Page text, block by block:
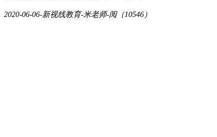
2020-06-06-新视线教育-米老师-阅（10546）